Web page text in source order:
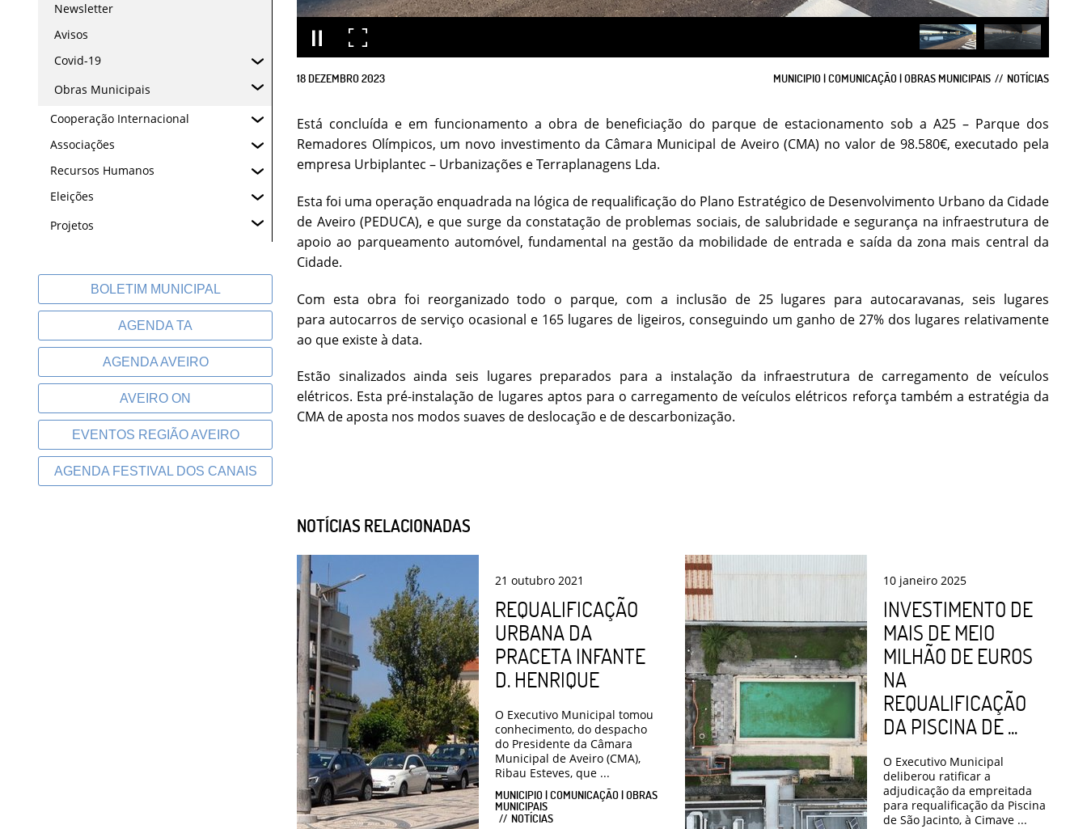
Newsletter
Avisos
Covid-19
Obras Municipais
Cooperação Internacional
Associações
Recursos Humanos
Eleições
Projetos
BOLETIM MUNICIPAL
AGENDA TA
AGENDA AVEIRO
AVEIRO ON
EVENTOS REGIÃO AVEIRO
AGENDA FESTIVAL DOS CANAIS
18 DEZEMBRO2023 MUNICIPIO | COMUNICAÇÃO | OBRAS MUNICIPAIS NOTÍCIAS
Está concluída e em funcionamento a obra de beneficiação do parque de estacionamento sob a A25 – Parque dos
Remadores Olímpicos, um novo investimento da Câmara Municipal de Aveiro (CMA) no valor de 98.580€, executado pela
empresa Urbiplantec – Urbanizações e Terraplanagens Lda.
Esta foi uma operação enquadrada na lógica de requalificação do Plano Estratégico de Desenvolvimento Urbano da Cidade
de Aveiro (PEDUCA), e que surge da constatação de problemas sociais, de salubridade e segurança na infraestrutura de
apoio ao parqueamento automóvel, fundamental na gestão da mobilidade de entrada e saída da zona mais central da
Cidade.
Com esta obra foi reorganizado todo o parque, com a inclusão de 25 lugares para autocaravanas, seis lugares
para autocarros de serviço ocasional e 165 lugares de ligeiros, conseguindo um ganho de 27% dos lugares relativamente
ao que existe à data.
Estão sinalizados ainda seis lugares preparados para a instalação da infraestrutura de carregamento de veículos
elétricos. Esta pré-instalação de lugares aptos para o carregamento de veículos elétricos reforça também a estratégia da
CMA de aposta nos modos suaves de deslocação e de descarbonização.
NOTÍCIAS RELACIONADAS
21 outubro 2021
REQUALIFICAÇÃO
URBANA DA
PRACETA INFANTE
D. HENRIQUE
O Executivo Municipal tomou
conhecimento, do despacho
do Presidente da Câmara
Municipal de Aveiro (CMA),
Ribau Esteves, que ...
MUNICIPIO | COMUNICAÇÃO | OBRAS
MUNICIPAIS
NOTÍCIAS
10 janeiro 2025
INVESTIMENTO DE
MAIS DE MEIO
MILHÃO DE EUROS
NA
REQUALIFICAÇÃO
DA PISCINA DE ...
O Executivo Municipal
deliberou ratificar a
adjudicação da empreitada
para requalificação da Piscina
de São Jacinto, à Cimave ...